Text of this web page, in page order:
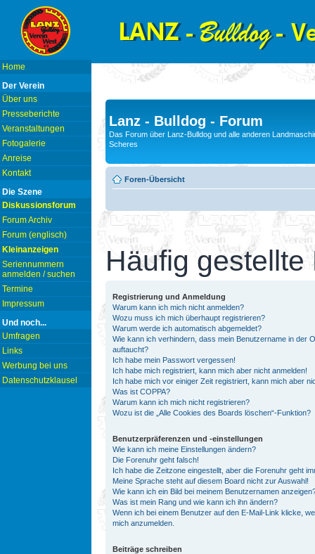
Home
Der Verein
Über uns
Presseberichte
Veranstaltungen
Fotogalerie
Anreise
Kontakt
Die Szene
Diskussionsforum
Forum Archiv
Forum (englisch)
Kleinanzeigen
Seriennummern
anmelden / suchen
Termine
Impressum
Und noch...
Umfragen
Links
Werbung bei uns
Datenschutzklausel
Lanz - Bulldog - Forum
Das Forum über Lanz-Bulldog und alle anderen
Scheres
Foren-Übersicht
Häufig gestellte
Registrierung und Anmeldung
Warum kann ich mich nicht anmelden?
Wozu muss ich mich überhaupt registrieren?
Warum werde ich automatisch abgemeldet?
Wie kann ich verhindern, dass mein Benutzername in der
auftaucht?
Ich habe mein Passwort vergessen!
Ich habe mich registriert, kann mich aber nicht anmelden!
Ich habe mich vor einiger Zeit registriert, kann mich aber
Was ist COPPA?
Warum kann ich mich nicht registrieren?
Wozu ist die „Alle Cookies des Boards löschen“-Funktion?
Benutzerpräferenzen und -einstellungen
Wie kann ich meine Einstellungen ändern?
Die Forenuhr geht falsch!
Ich habe die Zeitzone eingestellt, aber die Forenuhr geht
Meine Sprache steht auf diesem Board nicht zur Auswahl!
Wie kann ich ein Bild bei meinem Benutzernamen
Was ist mein Rang und wie kann ich ihn ändern?
Wenn ich bei einem Benutzer auf den E-Mail-Link klicke,
mich anzumelden.
Beiträge schreiben